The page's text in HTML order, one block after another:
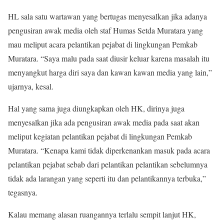
HL sala satu wartawan yang bertugas menyesalkan jika adanya
pengusiran awak media oleh staf Humas Setda Muratara yang
mau meliput acara pelantikan pejabat di lingkungan Pemkab
Muratara. “Saya malu pada saat diusir keluar karena masalah itu
menyangkut harga diri saya dan kawan kawan media yang lain,”
ujarnya, kesal.
Hal yang sama juga diungkapkan oleh HK, dirinya juga
menyesalkan jika ada pengusiran awak media pada saat akan
meliput kegiatan pelantikan pejabat di lingkungan Pemkab
Muratara. “Kenapa kami tidak diperkenankan masuk pada acara
pelantikan pejabat sebab dari pelantikan pelantikan sebelumnya
tidak ada larangan yang seperti itu dan pelantikannya terbuka,”
tegasnya.
Kalau memang alasan ruangannya terlalu sempit lanjut HK,